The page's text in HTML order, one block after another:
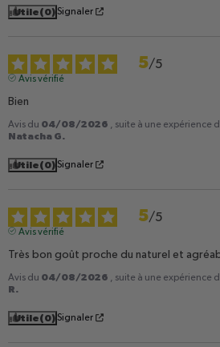
Utile(0)Signaler
5/5
Avis vérifié
Bien
Avis du 04/08/2026 , suite à une expérience
Natacha G.
Utile(0)Signaler
5/5
Avis vérifié
Très bon goût proche du naturel et
Avis du 04/08/2026 , suite à une expérience
R.
Utile(0)Signaler